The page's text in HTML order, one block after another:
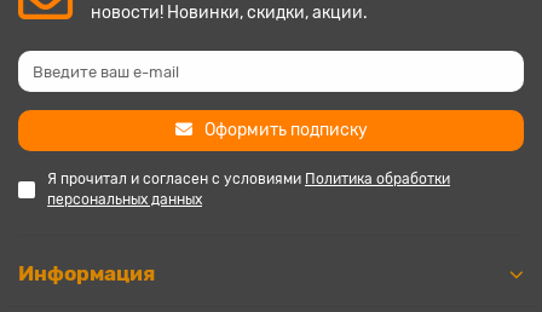
новости! Новинки, скидки, акции.
Оформить подписку
Я прочитал и согласен с условиями Политика обработки
персональных данных
Информация